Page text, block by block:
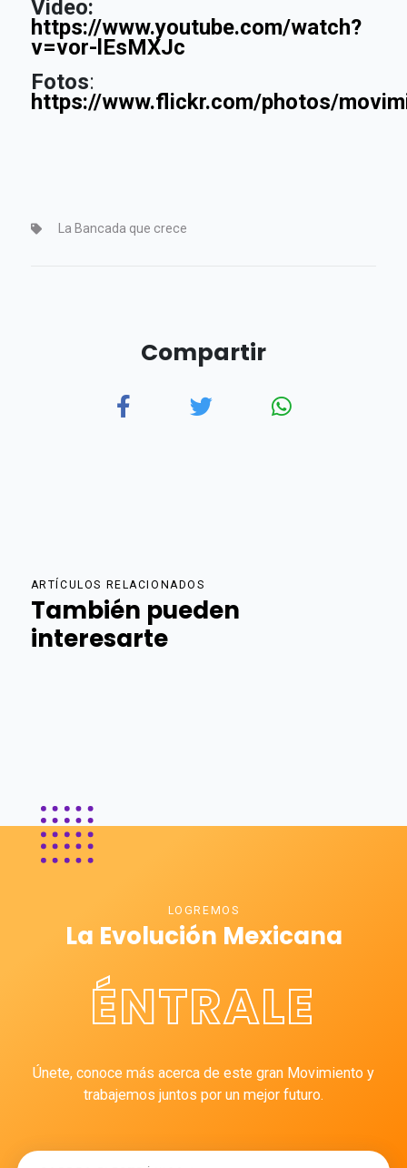
Video:
https://www.youtube.com/watch?
v=vor-lEsMXJc
Fotos:
https://www.flickr.com/photos/
La Bancada que crece
Compartir
ARTÍCULOS RELACIONADOS
También pueden
interesarte
LOGREMOS
La Evolución Mexicana
ÉNTRALE
Únete, conoce más acerca de este gran Movimiento y
trabajemos juntos por un mejor futuro.